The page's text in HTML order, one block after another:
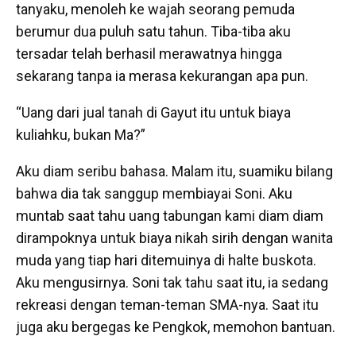
tanyaku, menoleh ke wajah seorang pemuda
berumur dua puluh satu tahun. Tiba-tiba aku
tersadar telah berhasil merawatnya hingga
sekarang tanpa ia merasa kekurangan apa pun.
“Uang dari jual tanah di Gayut itu untuk biaya
kuliahku, bukan Ma?”
Aku diam seribu bahasa. Malam itu, suamiku bilang
bahwa dia tak sanggup membiayai Soni. Aku
muntab saat tahu uang tabungan kami diam diam
dirampoknya untuk biaya nikah sirih dengan wanita
muda yang tiap hari ditemuinya di halte buskota.
Aku mengusirnya. Soni tak tahu saat itu, ia sedang
rekreasi dengan teman-teman SMA-nya. Saat itu
juga aku bergegas ke Pengkok, memohon bantuan.